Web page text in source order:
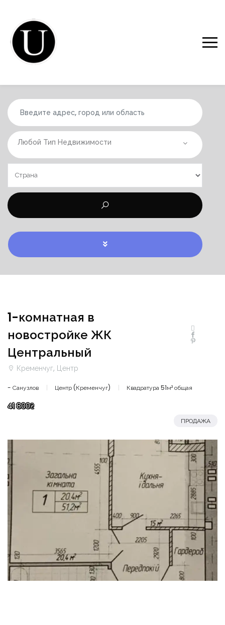
Любой Тип Недвижимости
1-комнатная в
новостройке ЖК
Центральный
Кременчуг, Центр
- Санузлов Центр (Кременчуг) Квадратура 51м² общая
41 800₴
ПРОДАЖА